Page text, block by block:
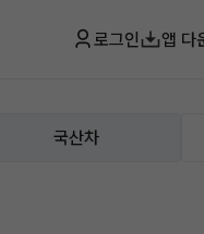
로그인 앱 다
국산차